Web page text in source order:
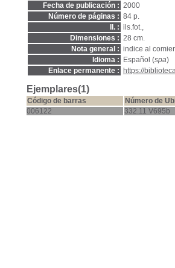
Fecha de publicación : 2000
Número de páginas : 84 p.
Il. : ils.fot.,
Dimensiones : 28 cm.
Nota general : indice al
Idioma :
Español (spa)
Enlace permanente :
https://
Ejemplares(1)
Código de barras
Número de
006122
332.11 V695b